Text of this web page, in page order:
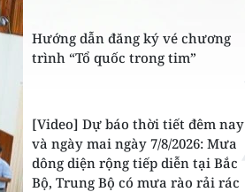
Hướng dẫn đăng ký vé chương
trình “Tổ quốc trong tim”
[Video] Dự báo thời tiết đêm nay
và ngày mai ngày 7/8/2026: Mưa
dông diện rộng tiếp diễn tại Bắc
Bộ, Trung Bộ có mưa rào rải rác